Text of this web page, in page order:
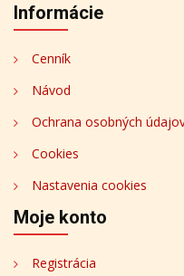
Informácie
Cenník
Návod
Ochrana osobných
Cookies
Nastavenia cookies
Moje konto
Registrácia